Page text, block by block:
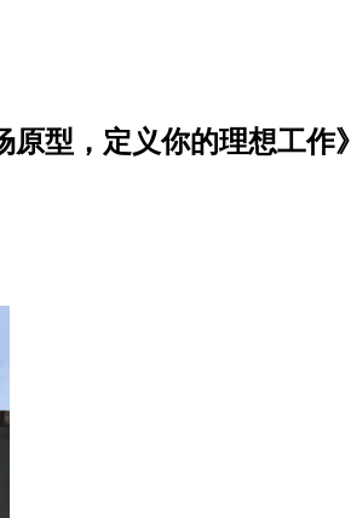
型，定义你的理想工作》